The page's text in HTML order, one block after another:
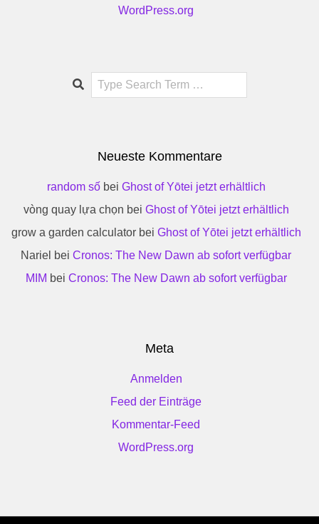
WordPress.org
Search
Neueste Kommentare
random sốbei Ghost of Yōtei jetzt erhältlich
vòng quay lựa chọn bei Ghost of Yōtei jetzt erhältlich
grow a garden calculatorbei Ghost of Yōtei jetzt erhältlich
Nariel bei Cronos: The New Dawn ab sofort verfügbar
MIM bei Cronos: The New Dawn ab sofort verfügbar
Meta
Anmelden
Feed der Einträge
Kommentar-Feed
WordPress.org